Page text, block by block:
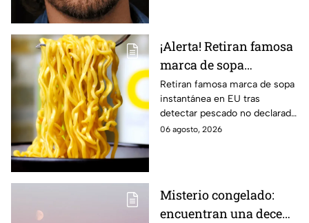
¡Alerta! Retiran famosa
marca de sopa
instantánea por riesgo
de reacciones mortales
Retiran famosa marca de sopa
instantánea en EU tras
detectar pescado no declarado
en la etiqueta, lo que podría
06 agosto, 2026
Misterio congelado:
encuentran una decena